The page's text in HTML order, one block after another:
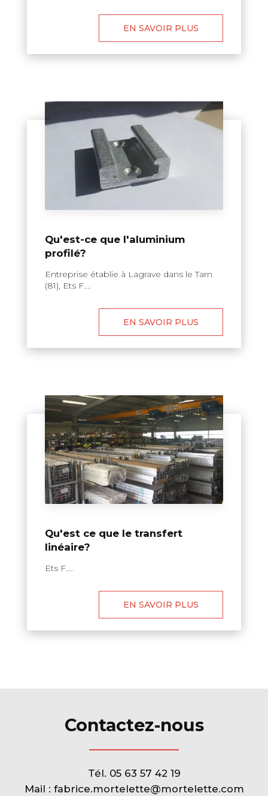
EN SAVOIR PLUS
Qu'est-ce que l'aluminium
profilé?
Entreprise établie à Lagrave dans le Tarn
(81), Ets F....
EN SAVOIR PLUS
Qu'est ce que le transfert
linéaire?
Ets F....
EN SAVOIR PLUS
Contactez-nous
Tél. 05 63 57 42 19
Mail : fabrice.mortelette@mortelette.com